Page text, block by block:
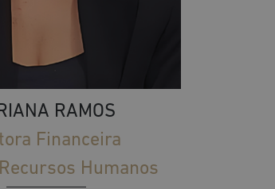
RAMOS
Financeira
Humanos